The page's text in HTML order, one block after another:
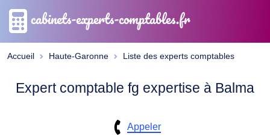
cabinets-experts-comptables.fr
Accueil Haute-Garonne Liste des experts comptables
Expert comptable fg expertise à Balma
Appeler